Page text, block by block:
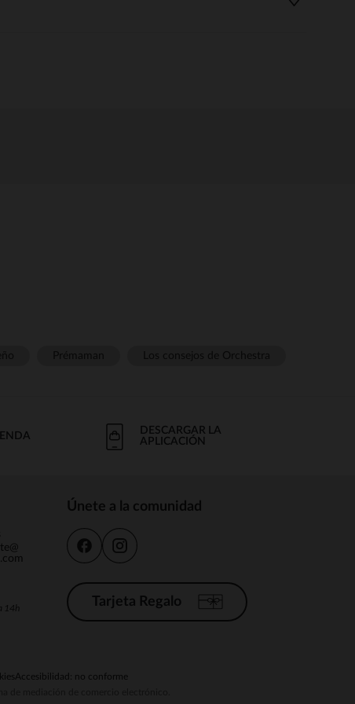
DESCARGAR LA
APLICACIÓN
14h
Únete a la comunidad
Tarjeta Regalo
Accesibilidad: no conforme